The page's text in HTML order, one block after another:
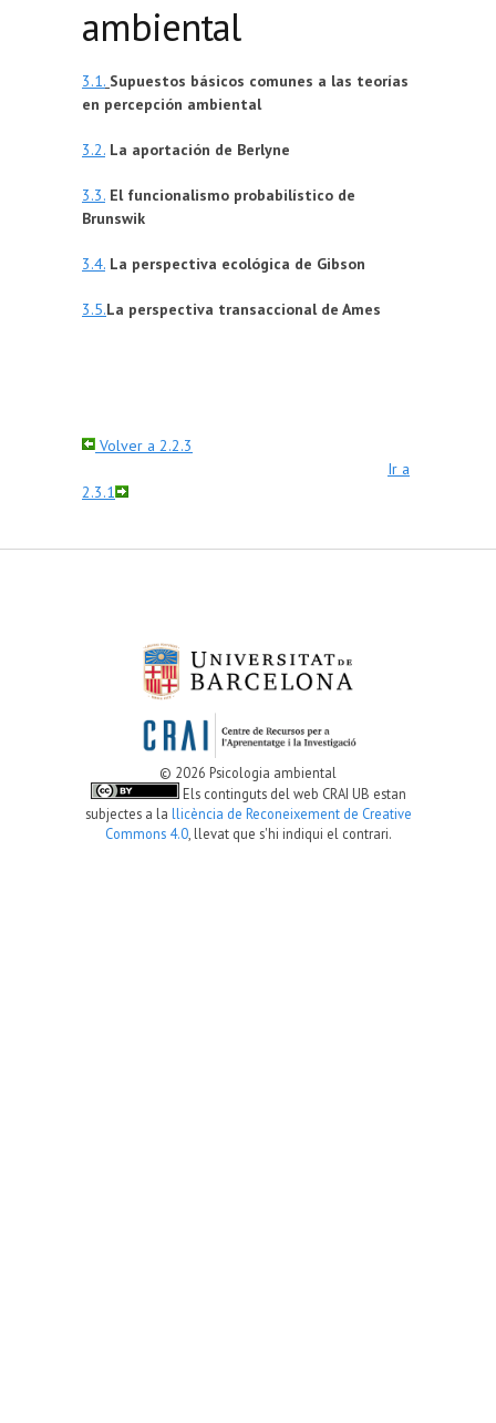
ambiental
3.1. Supuestos básicos comunes a las teorías
en percepción ambiental
3.2. La aportación de Berlyne
3.3. El funcionalismo probabilístico de
Brunswik
3.4. La perspectiva ecológica de Gibson
3.5.La perspectiva transaccional de Ames
Volver a 2.2.3
Ir a
2.3.1
© 2026 Psicologia ambiental
Els continguts del web CRAI UB estan
subjectes a la llicència de Reconeixement de Creative
Commons 4.0, llevat que s'hi indiqui el contrari.